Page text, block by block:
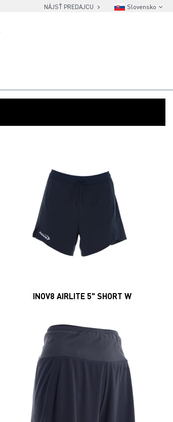
NÁJSŤ PREDAJCU Slovensko
INOV8 AIRLITE 5" SHORT W